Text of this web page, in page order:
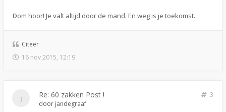
Dom hoor! Je valt altijd door de mand. En weg is je toekomst.
Citeer
16 nov 2015, 12:19
Re: 60 zakken Post !
3
door jandegraaf